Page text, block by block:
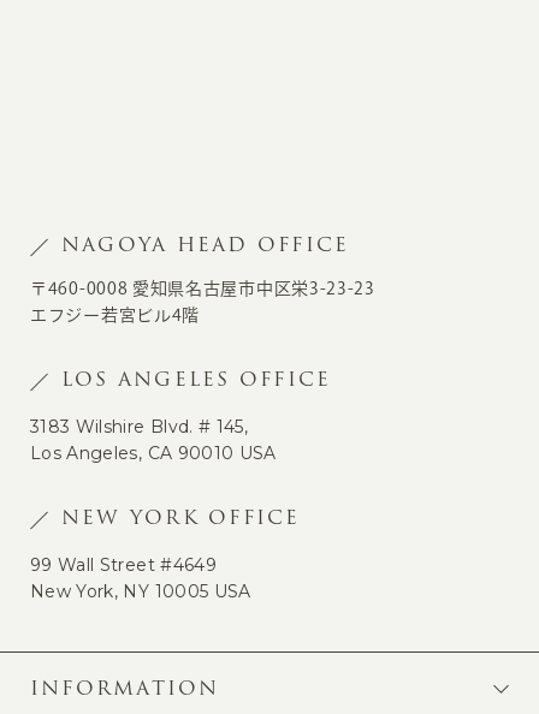
NAGOYA HEAD OFFICE
〒460-0008 愛知県名古屋市中区栄3-23-23
エフジー若宮ビル4階
LOS ANGELES OFFICE
3183 Wilshire Blvd. # 145,
Los Angeles, CA 90010 USA
NEW YORK OFFICE
99 Wall Street #4649
New York, NY 10005 USA
INFORMATION